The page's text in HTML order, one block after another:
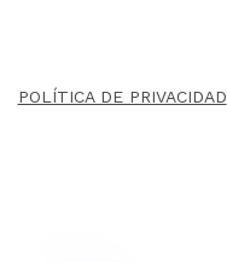
POLÍTICA DE PRIVACIDAD